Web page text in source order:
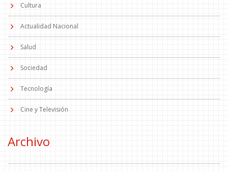
Cultura
Actualidad Nacional
Salud
Sociedad
Tecnología
Cine y Televisión
Archivo